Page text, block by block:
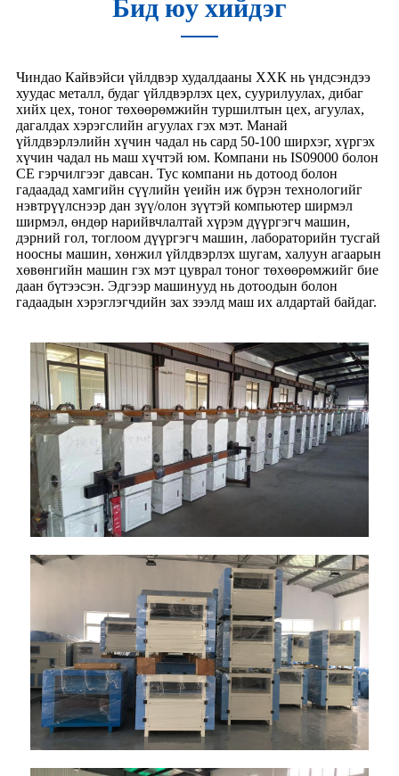
Бид юу хийдэг
Чиндао Кайвэйси үйлдвэр худалдааны ХХК нь үндсэндээ
хуудас металл, будаг үйлдвэрлэх цех, суурилуулах, дибаг
хийх цех, тоног төхөөрөмжийн туршилтын цех, агуулах,
дагалдах хэрэгслийн агуулах гэх мэт. Манай
үйлдвэрлэлийн хүчин чадал нь сард 50-100 ширхэг, хүргэх
хүчин чадал нь маш хүчтэй юм. Компани нь IS09000 болон
CE гэрчилгээг давсан. Тус компани нь дотоод болон
гадаадад хамгийн сүүлийн үеийн иж бүрэн технологийг
нэвтрүүлснээр дан зүү/олон зүүтэй компьютер ширмэл
ширмэл, өндөр нарийвчлалтай хүрэм дүүргэгч машин,
дэрний гол, тоглоом дүүргэгч машин, лабораторийн тусгай
ноосны машин, хөнжил үйлдвэрлэх шугам, халуун агаарын
хөвөнгийн машин гэх мэт цуврал тоног төхөөрөмжийг бие
даан бүтээсэн. Эдгээр машинууд нь дотоодын болон
гадаадын хэрэглэгчдийн зах зээлд маш их алдартай байдаг.